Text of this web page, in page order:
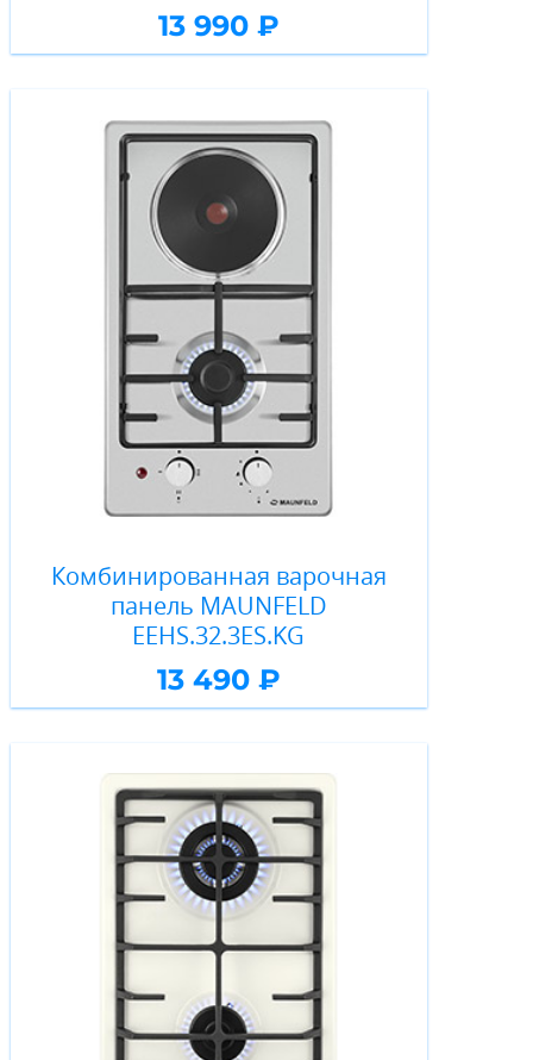
13 990 ₽
Комбинированная варочная
панель MAUNFELD
EEHS.32.3ES.KG
13 490 ₽